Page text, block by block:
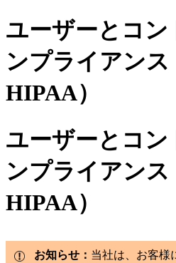
ユーザーとコン
ンプライアンス
HIPAA）
ユーザーとコン
ンプライアンス
HIPAA）
お知らせ： 当社は、お客様